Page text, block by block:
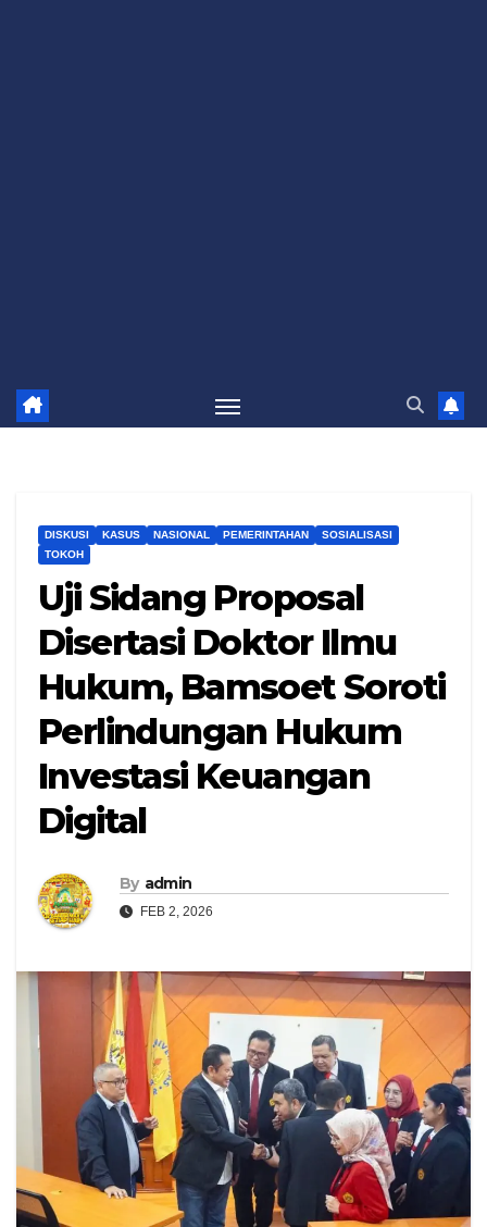
DISKUSI KASUS NASIONAL PEMERINTAHAN
SOSIALISASI
TOKOH
Uji Sidang Proposal
Disertasi Doktor Ilmu
Hukum, Bamsoet Soroti
Perlindungan Hukum
Investasi Keuangan
Digital
By admin
FEB 2, 2026